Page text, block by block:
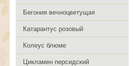
Бегония вечноцветущая
Катарантус розовый
Колеус блюме
Цикламен персидский